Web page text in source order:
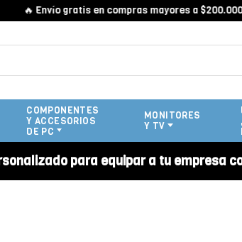
🔥 Envío gratis en compras mayores a $200.000 🔥
COMPONENTES
Y ACCESORIOS
DE PC
MONITORES
Y TV
para equipar a tu empresa